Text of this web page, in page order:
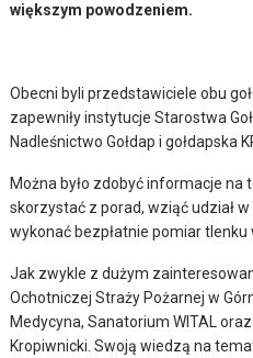
większym powodzeniem.
Obecni byli przedstawiciele obu
zapewniły instytucje Starostwa
Nadleśnictwo Gołdap i gołdapska
Można było zdobyć informacje na
skorzystać z porad, wziąć udział
wykonać bezpłatnie pomiar
Jak zwykle z dużym
Ochotniczej Straży Pożarnej w
Medycyna, Sanatorium WITAL
Kropiwnicki. Swoją wiedzą na